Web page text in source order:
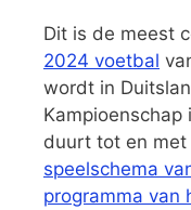
Dit is de meest
2024 voetbal
wordt in
Kampioenschap
duurt tot en met
speelschema
programma van